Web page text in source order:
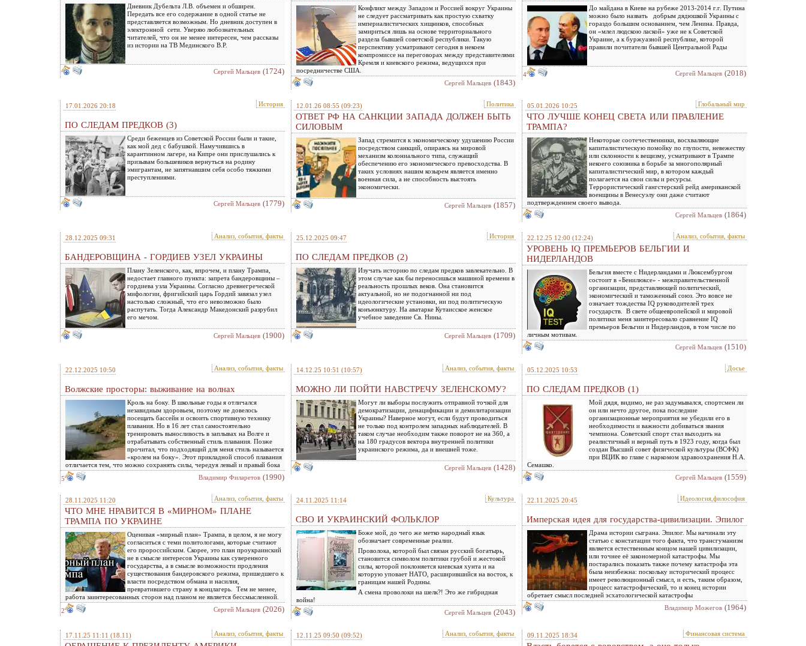
Дневник Дубельта Л.В. объемен и обширен.
Передать все его содержание в одной статье не
представляется возможным. Но дневник доступен в
электронной сети. Уверяю любознательных
читателей, что он не менее интересен, чем рассказы
из истории на ТВ Мединского В.Р.
Сергей Мальцев (1724)
Конфликт между Западом и Россией вокруг Украины
не следует рассматривать как простую схватку
империалистических хищников, способных
замириться лишь на основе территориального
раздела бывшей советской республики. Такую
перспективу усматривают сегодня в некоем
компромиссе на переговорах между представителями
Кремля и киевского режима, ведущихся при
посредничестве США.
Сергей Мальцев (1843)
До майдана в Киеве на рубеже 2013-2014 г.г. Путина
можно было назвать добрым дядюшкой Украины с
гораздо большим основанием, чем Ленина. Правда,
он «млел людскою лаской» уже не к Советской
Украине, а к буржуазной республике, которой
правили почитатели бывшей Центральной Рады
4 Сергей Мальцев (2018)
17.01.2026 20:18 История
ПО СЛЕДАМ ПРЕДКОВ (3)
Среди беженцев из Советской России были и такие,
как мой дед с бабушкой. Намучившись в
карантинном лагере, на Кипре они прислушались к
призывам большевиков вернуться на родину
эмигрантам, не запятнавшим себя особо тяжкими
преступлениями.
Сергей Мальцев (1779)
12.01.26 08:55 (09:23) Политика
ОТВЕТ РФ НА САНКЦИИ ЗАПАДА ДОЛЖЕН БЫТЬ
СИЛОВЫМ
Запад стремится к экономическому удушению России
посредством санкций, опираясь на мировой
механизм колониального типа, служащий
обеспечению его экономического превосходства. В
таких условиях нашим козырем является именно
военная сила, а не способность выстоять
экономически.
Сергей Мальцев (1857)
05.01.2026 10:25 Глобальный мир
ЧТО ЛУЧШЕ КОНЕЦ СВЕТА ИЛИ ПРАВЛЕНИЕ
ТРАМПА?
Некоторые соотечественники, восхваляющие
капиталистическую помойку по глупости, невежеству
или склонности к вещизму, усматривают в Трампе
некоего союзника в борьбе за многополярный
капиталистический мир, в котором каждый
полагается на свои силы и ресурсы.
Террористический гангстерский рейд американской
военщины в Венесуэлу они даже считают
подтверждением своего вывода.
Сергей Мальцев (1864)
28.12.2025 09:31 Анализ, события, факты
БАНДЕРОВЩИНА - ГОРДИЕВ УЗЕЛ УКРАИНЫ
Плану Зеленского, как, впрочем, и плану Трампа,
недостает главного пункта: запрета бандеровщины –
гордиева узла Украины. Согласно древнегреческой
мифологии, фригийский царь Гордий завязал узел
настолько сложный, что его невозможно было
распутать. Тогда Александр Македонский разрубил
его мечом.
Сергей Мальцев (1900)
25.12.2025 09:47 История
ПО СЛЕДАМ ПРЕДКОВ (2)
Изучать историю по следам предков завлекательно. В
этом случае как бы переносишься машиной времени в
реальность прошлых веков. Она становится
актуальной, но не подогнанной ни под
идеологические установки, ни под политическую
конъюнктуру. На аватарке Кутаисское женское
учебное заведение Св. Нины.
Сергей Мальцев (1709)
22.12.25 12:00 (12:24) Анализ, события, факты
УРОВЕНЬ IQ ПРЕМЬЕРОВ БЕЛЬГИИ И
НИДЕРЛАНДОВ
Бельгия вместе с Нидерландами и Люксембургом
состоит в «Бенилюксе» - межправительственной
организации, представляющей политический,
экономический и таможенный союз. Это вовсе не
означает тождества IQ руководителей трех
государств. В свете общеевропейской и мировой
политики меня заинтересовало сравнение IQ
премьеров Бельгии и Нидерландов, в том числе по
личным мотивам.
Сергей Мальцев (1510)
22.12.2025 10:50 Анализ, события, факты
Волжские просторы: выживание на волнах
Кроль на боку. В школьные годы я отличался
незавидным здоровьем, поэтому не довелось
посещать бассейн и освоить спортивную технику
плавания. Но в 16 лет стал самостоятельно
тренировать выносливость в заплывах на Волге и
отрабатывать собственный стиль плавания. Позже
прочитал, что подходящий для меня стиль называется
«кролем на боку». Этот прикладной способ плавания
отличается тем, что можно сохранять силы, чередуя левый и правый бока
5
Владимир Филаретов (1990)
14.12.25 10:51 (10:57) Анализ, события, факты
МОЖНО ЛИ ПОЙТИ НАВСТРЕЧУ ЗЕЛЕНСКОМУ?
Могут ли выборы послужить отправной точкой для
демократизации, денацификации и демилитаризации
Украины? Наверное могут, если будут проводиться
не только под контролем западных наблюдателей. В
таком случае необходим также поворот не на 360, а
на 180 градусов вектора внутренней политики
украинского режима, да и внешней тоже.
Сергей Мальцев (1428)
05.12.2025 10:53 Досье
ПО СЛЕДАМ ПРЕДКОВ (1)
Мой дядя, видимо, не раз задумывался, спортсмен ли
он или нечто другое, пока последние
организационные мероприятия не убедили его в
необходимости и важности добиваться звания
чемпиона. Советский спорт стал выходить на
реалистичный и верный путь в 1923 году, когда был
создан Высший совет физической культуры (ВСФК)
при ВЦИК во главе с наркомом здравоохранения Н.А.
Семашко.
Сергей Мальцев (1559)
28.11.2025 11:20 Анализ, события, факты
ЧТО МНЕ НРАВИТСЯ В «МИРНОМ» ПЛАНЕ
ТРАМПА ПО УКРАИНЕ
Оценивая «мирный план» Трампа, в целом, я не могу
согласиться с теми политологами, которые считают
его пророссийским. Скорее, это план проукраинский
не в смысле интересов Украины как суверенного
государства, а в смысле возможности продления
существования бандеровского режима, пришедшего к
власти посредством обмана и насилия,
превратившего страну в концлагерь. Тем не менее,
работа заинтересованных сторон над планом не является бессмысленной.
2
Сергей Мальцев (2026)
24.11.2025 11:14 Культура
СВО И УКРАИНСКИЙ ФОЛЬКЛОР
Боже мой, до чего же метко народный язык
обозначает современные реалии.
Проволока, которой был связан русский богатырь,
становится символом политики грубой и жестокой
силы, которой поклоняется киевская хунта и на
которую уповает НАТО, расширившийся на восток, к
границам нашей Родины.
А смена проволоки на шелк?! Это же гибридная
война!
Сергей Мальцев (2043)
22.11.2025 20:45 Идеология,философия
Имперская идея для государства-цивилизации. Эпилог
Драма истории сыграна. Эпилог. Мы начинали эту
статью с констатации того факта, что трансгуманизм
является естественным концом нашей цивилизации,
или точнее её закономерной катастрофы. Мы
постарались показать также почему катастрофа эта
была неизбежна: поскольку исторический процесс
имеет революционный смысл, и есть, таким образом,
процесс катастрофический, то и конец истории
обретает смысл последней эсхатологической катастрофы
Владимир Можегов (1964)
17.11.25 11:11 (18.11) Анализ, события, факты 12.11.25 09:50 (09:52) Анализ, события, факты 09.11.2025 18:34 Финансовая система